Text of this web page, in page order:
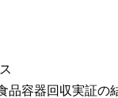
品容器回収実証の